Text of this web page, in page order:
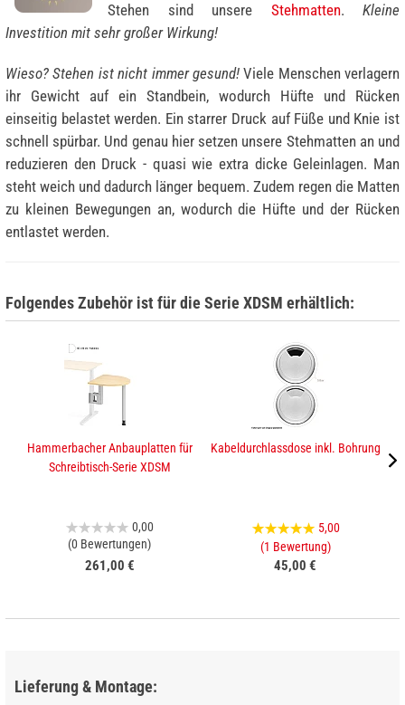
Stehen sind unsere Stehmatten. Kleine
Investition mit sehr großer Wirkung!
Wieso? Stehen ist nicht immer gesund!Viele Menschen verlagern
ihr Gewicht auf ein Standbein, wodurch Hüfte und Rücken
einseitig belastet werden. Ein starrer Druck auf Füße und Knie ist
schnell spürbar. Und genau hier setzen unsere Stehmatten an und
reduzieren den Druck - quasi wie extra dicke Geleinlagen. Man
steht weich und dadurch länger bequem. Zudem regen die Matten
zu kleinen Bewegungen an, wodurch die Hüfte und der Rücken
entlastet werden.
Folgendes Zubehör ist für die Serie XDSM erhältlich:
Hammerbacher Anbauplatten für
Schreibtisch-Serie XDSM
0,00
(0 Bewertungen)
261,00 €
Kabeldurchlassdose inkl. Bohrung
5,00
(1 Bewertung)
45,00 €
Lieferung & Montage: